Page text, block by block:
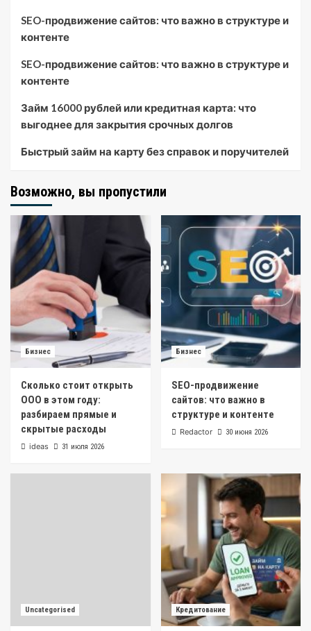
SEO-продвижение сайтов: что важно в структуре и
контенте
SEO-продвижение сайтов: что важно в структуре и
контенте
Займ 16000 рублей или кредитная карта: что
выгоднее для закрытия срочных долгов
Быстрый займ на карту без справок и поручителей
Возможно, вы пропустили
Бизнес
Сколько стоит открыть
ООО в этом году:
разбираем прямые и
скрытые расходы
ideas 31 июля 2026
Бизнес
SEO-продвижение
сайтов: что важно в
структуре и контенте
Redactor 30 июня 2026
Uncategorised Кредитование